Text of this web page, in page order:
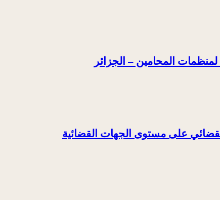
لمنظمات المحامين – الجزائر
على مستوى الجهات القضائية